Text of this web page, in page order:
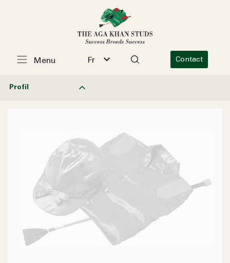
Fr Contact
Menu
Profil